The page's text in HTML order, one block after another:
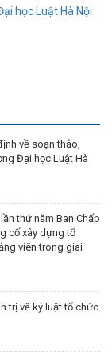
học Luật Hà Nội
về soạn thảo,
Đại học Luật Hà
thứ năm Ban Chấp
cố xây dựng tổ
viên trong giai
trị về kỷ luật tổ chức